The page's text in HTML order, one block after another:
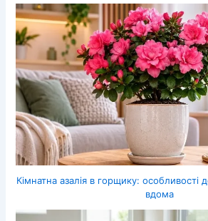
Кімнатна азалія в горщику: особливості
вдома